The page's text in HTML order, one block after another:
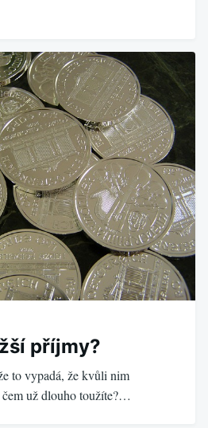
příjmy?
to vypadá, že kvůli nim
čem už dlouho toužíte?…